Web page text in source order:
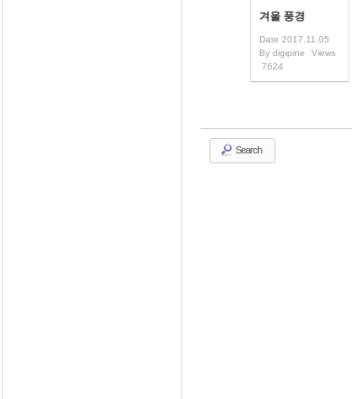
겨울 풍경
Date 2017.11.05
By digipine
Views
7624
Search